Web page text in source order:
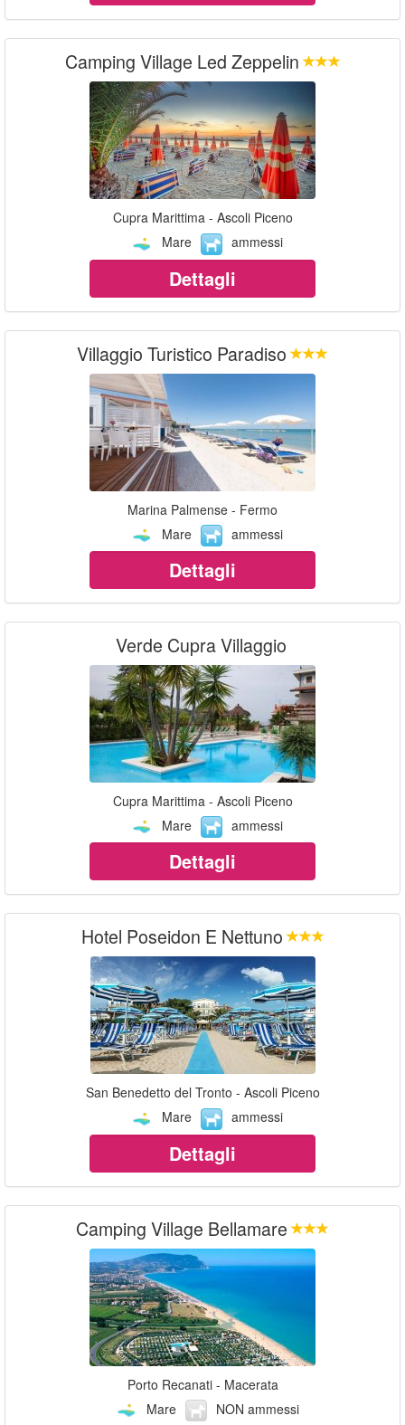
Camping Village Led Zeppelin
Cupra Marittima - Ascoli Piceno
Mare
ammessi
Dettagli
Villaggio Turistico Paradiso
Marina Palmense - Fermo
Mare
ammessi
Dettagli
Verde Cupra Villaggio
Cupra Marittima - Ascoli Piceno
Mare
ammessi
Dettagli
Hotel Poseidon E Nettuno
San Benedetto del Tronto - Ascoli Piceno
Mare
ammessi
Dettagli
Camping Village Bellamare
Porto Recanati - Macerata
Mare
NON ammessi